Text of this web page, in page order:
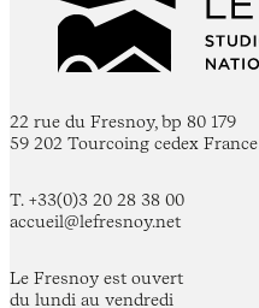
22 rue du Fresnoy, bp 80 179
59 202 Tourcoing cedex France
T. +33(0)3 20 28 38 00
accueil@lefresnoy.net
Le Fresnoy est ouvert
du lundi au vendredi